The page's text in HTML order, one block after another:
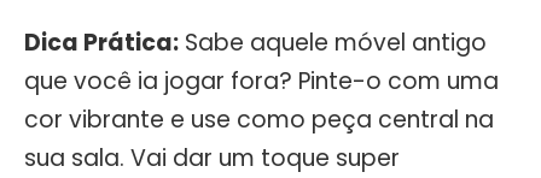
Dica Prática: Sabe aquele móvel antigo
que você ia jogar fora? Pinte-o com uma
cor vibrante e use como peça central na
sua sala. Vai dar um toque super